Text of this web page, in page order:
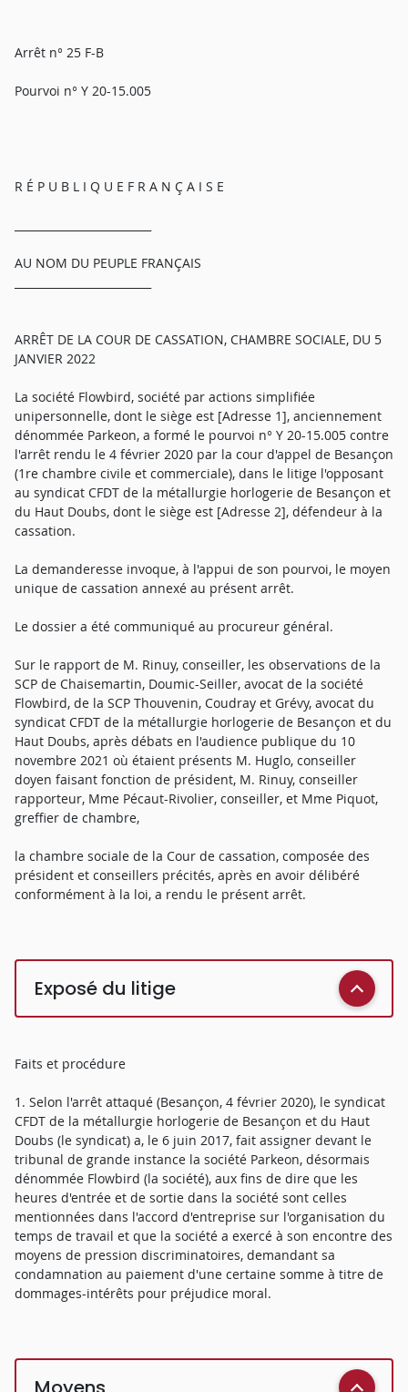
Arrêt n° 25 F-B
Pourvoi n° Y 20-15.005
R É P U B L I Q U E F R A N Ç A I S E
AU NOM DU PEUPLE FRANÇAIS
ARRÊT DE LA COUR DE CASSATION, CHAMBRE SOCIALE, DU 5
JANVIER 2022
La société Flowbird, société par actions simplifiée
unipersonnelle, dont le siège est [Adresse 1], anciennement
dénommée Parkeon, a formé le pourvoi n° Y 20-15.005 contre
l'arrêt rendu le 4 février 2020 par la cour d'appel de Besançon
(1re chambre civile et commerciale), dans le litige l'opposant
au syndicat CFDT de la métallurgie horlogerie de Besançon et
du Haut Doubs, dont le siège est [Adresse 2], défendeur à la
cassation.
La demanderesse invoque, à l'appui de son pourvoi, le moyen
unique de cassation annexé au présent arrêt.
Le dossier a été communiqué au procureur général.
Sur le rapport de M. Rinuy, conseiller, les observations de la
SCP de Chaisemartin, Doumic-Seiller, avocat de la société
Flowbird, de la SCP Thouvenin, Coudray et Grévy, avocat du
syndicat CFDT de la métallurgie horlogerie de Besançon et du
Haut Doubs, après débats en l'audience publique du 10
novembre 2021 où étaient présents M. Huglo, conseiller
doyen faisant fonction de président, M. Rinuy, conseiller
rapporteur, Mme Pécaut-Rivolier, conseiller, et Mme Piquot,
greffier de chambre,
la chambre sociale de la Cour de cassation, composée des
président et conseillers précités, après en avoir délibéré
conformément à la loi, a rendu le présent arrêt.
Exposé du litige
Faits et procédure
1. Selon l'arrêt attaqué (Besançon, 4 février 2020), le syndicat
CFDT de la métallurgie horlogerie de Besançon et du Haut
Doubs (le syndicat) a, le 6 juin 2017, fait assigner devant le
tribunal de grande instance la société Parkeon, désormais
dénommée Flowbird (la société), aux fins de dire que les
heures d'entrée et de sortie dans la société sont celles
mentionnées dans l'accord d'entreprise sur l'organisation du
temps de travail et que la société a exercé à son encontre des
moyens de pression discriminatoires, demandant sa
condamnation au paiement d'une certaine somme à titre de
dommages-intérêts pour préjudice moral.